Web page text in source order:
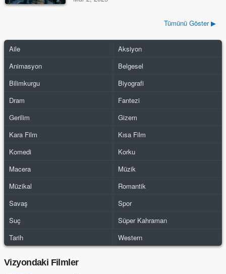
Tümünü Göster ▶
Aile
Aksiyon
Animasyon
Belgesel
Bilimkurgu
Biyografi
Dram
Fantezi
Gerilim
Gizem
Kara Film
Kısa Film
Komedi
Korku
Macera
Müzik
Müzikal
Romantik
Savaş
Spor
Suç
Süper Kahraman
Tarih
Western
Vizyondaki Filmler